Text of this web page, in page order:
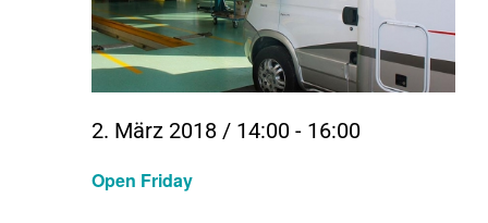
Open Friday
2. März 2018 / 14:00 - 16:00